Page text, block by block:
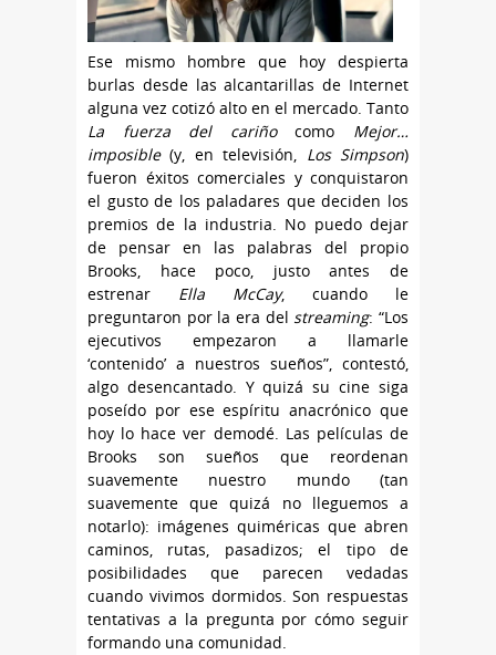
Ese mismo hombre que hoy despierta
burlas desde las alcantarillas de Internet
alguna vez cotizó alto en el mercado. Tanto
La fuerza del cariñocomo Mejor…
imposible(y, en televisión, Los Simpson)
fueron éxitos comerciales y conquistaron
el gusto de los paladares que deciden los
premios de la industria. No puedo dejar
de pensar en las palabras del propio
Brooks, hace poco, justo antes de
estrenar Ella McCay, cuando le
preguntaron por la era del streaming: “Los
ejecutivos empezaron a llamarle
‘contenido’ a nuestros sueños”, contestó,
algo desencantado. Y quizá su cine siga
poseído por ese espíritu anacrónico que
hoy lo hace ver demodé. Las películas de
Brooks son sueños que reordenan
suavemente nuestro mundo (tan
suavemente que quizá no lleguemos a
notarlo): imágenes quiméricas que abren
caminos, rutas, pasadizos; el tipo de
posibilidades que parecen vedadas
cuando vivimos dormidos. Son respuestas
tentativas a la pregunta por cómo seguir
formando una comunidad.